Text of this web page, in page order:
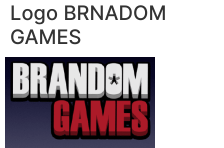
Logo BRNADOM
GAMES